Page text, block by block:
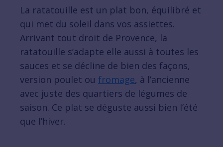
La ratatouille est un plat bon, équilibré et
qui met du soleil dans vos assiettes.
Arrivant tout droit de Provence, la
ratatouille s’adapte elle aussi à toutes les
sauces et se décline de bien des façons,
version poulet ou fromage, à l’ancienne
avec juste des quartiers de légumes de
saison. Ce plat se déguste aussi bien l’été
que l’hiver.